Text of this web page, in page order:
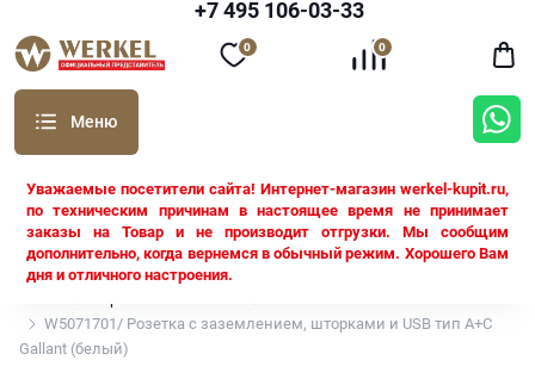
+7 495 106-03-33
Уважаемые посетители сайта! Интернет-магазин werkel-kupit.ru,
по техническим причинам в настоящее время не принимает
заказы на Товар и не производит отгрузки. Мы сообщим
дополнительно, когда вернемся в обычный режим. Хорошего Вам
дня и отличного настроения.
0 0
W5071701/ Розетка с заземлением, шторками и USB тип A+C
Gallant (белый)